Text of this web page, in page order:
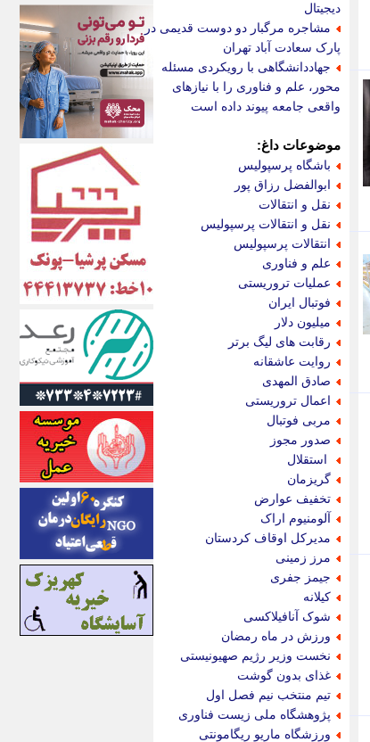
دیجیتال
مشاجره مرگبار دو دوست قدیمی در
پارک سعادت آباد تهران
جهاددانشگاهی با رویکردی مسئله
محور، علم و فناوری را با نیازهای
واقعی جامعه پیوند داده است
موضوعات داغ:
باشگاه پرسپولیس
ابوالفضل رزاق پور
نقل و انتقالات
نقل و انتقالات پرسپولیس
انتقالات پرسپولیس
علم و فناوری
عملیات تروریستی
فوتبال ایران
میلیون دلار
رقابت های لیگ برتر
روایت عاشقانه
صادق المهدی
اعمال تروریستی
مربی فوتبال
صدور مجوز
استقلال
گریزمان
تخفیف عوارض
آلومنیوم اراک
مدیرکل اوقاف کردستان
مرز زمینی
جیمز جفری
کیلانه
شوک آنافیلاکسی
ورزش در ماه رمضان
نخست وزیر رژیم صهیونیستی
غذای بدون گوشت
تیم منتخب نیم فصل اول
پژوهشگاه ملی زیست فناوری
ورزشگاه ماریو ریگامونتی
اکوفارس
اکونگار
اکونیوز
الف
انتشار آنلاین
اندیشه قرن
اندیشه معاصر
اندیشه ها
انرژی پرس
ای استخدام
ایتنا
ایراف
ایران آرت
ایران آنلاین
ایران زندگی
ایران فوری
ایرانی روز
ایرانیتال
ایرنا
ایسکانیوز
ایسنا
ایکنا
ایلنا
اینتیتر
ایونا نیوز
بازتاب آنلاین
باشگاه خبرنگاران
باغستان نیوز
بامبوک
ببین و بخون
بدینسان
بنکر